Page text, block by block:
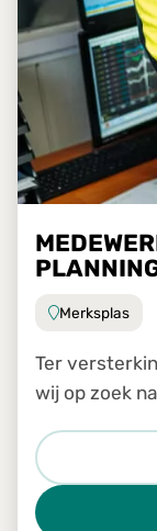
Merksplas
Ter versterking van
wij op zoek